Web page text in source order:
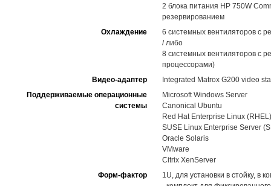
2 блока питания HP 750W
резервированием
Охлаждение
6 системных вентиляторов с
/ либо
8 системных вентиляторов с
процессорами)
Видео-адаптер
Integrated Matrox G200 video
Поддерживаемые операционные
системы
Microsoft Windows Server
Canonical Ubuntu
Red Hat Enterprise Linux (RHEL)
SUSE Linux Enterprise Server
Oracle Solaris
VMware
Citrix XenServer
Форм-фактор
1U, для установки в стойку, в